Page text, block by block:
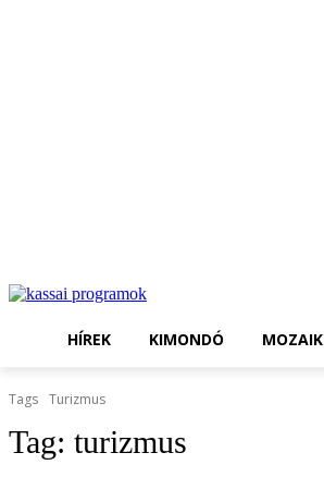
HÍREK KIMONDÓ MOZAIK
Tags Turizmus
Tag: turizmus